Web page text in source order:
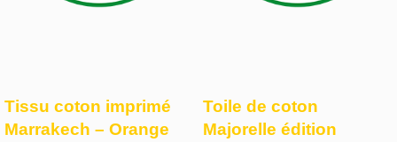
Tissu coton imprimé
Marrakech – Orange
Toile de coton
Majorelle édition